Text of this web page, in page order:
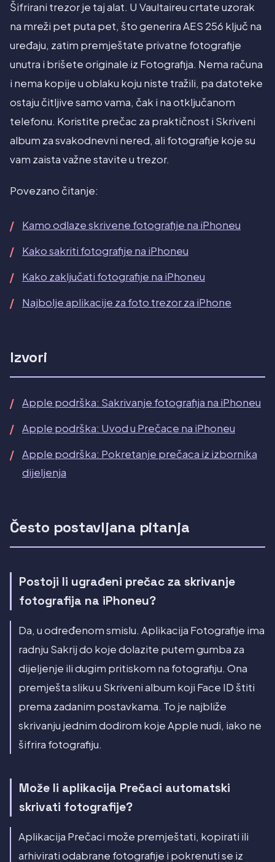
Šifrirani trezor je taj alat. U Vaultaireu crtate uzorak
na mreži pet puta pet, što generira AES 256 ključ na
uređaju, zatim premještate privatne fotografije
unutra i brišete originale iz Fotografija. Nema računa
i nema kopije u oblaku koju niste tražili, pa datoteke
ostaju čitljive samo vama, čak i na otključanom
telefonu. Koristite prečac za praktičnost i Skriveni
album za svakodnevni nered, ali fotografije koje su
vam zaista važne stavite u trezor.
Povezano čitanje:
Kamo odlaze skrivene fotografije na iPhoneu
Kako sakriti fotografije na iPhoneu
Kako zaključati fotografije na iPhoneu
Najbolje aplikacije za foto trezor za iPhone
Izvori
Apple podrška: Sakrivanje fotografija na iPhoneu
Apple podrška: Uvod u Prečace na iPhoneu
Apple podrška: Pokretanje prečaca iz izbornika
dijeljenja
Često postavljana pitanja
Postoji li ugrađeni prečac za skrivanje
fotografija na iPhoneu?
Da, u određenom smislu. Aplikacija Fotografije ima
radnju Sakrij do koje dolazite putem gumba za
dijeljenje ili dugim pritiskom na fotografiju. Ona
premješta sliku u Skriveni album koji Face ID štiti
prema zadanim postavkama. To je najbliže
skrivanju jednim dodirom koje Apple nudi, iako ne
šifrira fotografiju.
Može li aplikacija Prečaci automatski
skrivati fotografije?
Aplikacija Prečaci može premještati, kopirati ili
arhivirati odabrane fotografije i pokrenuti se iz